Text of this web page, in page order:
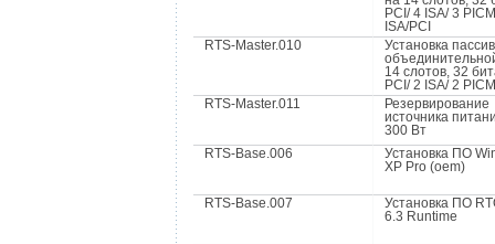
PCI/ 4 ISA/ 3
ISA/PCI
RTS-Master.010
Установка
14 слотов, 32
PCI/ 2 ISA/ 2
RTS-Master.011
Резервирование
источника
300 Вт
RTS-Base.006
Установка ПО
XP Pro (oem)
RTS-Base.007
Установка ПО
6.3 Runtime